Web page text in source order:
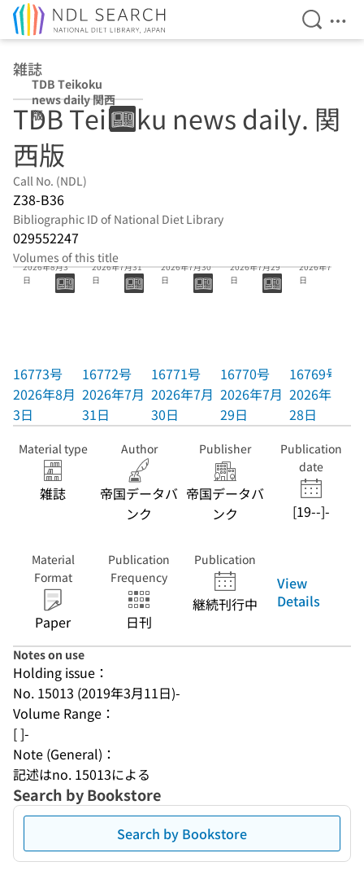
Open
雑誌
TDB Teikoku
news daily 関西
版
TDB Teikoku news daily. 関
西版
Call No. (NDL)
Z38-B36
Bibliographic ID of National Diet Library
029552247
Volumes of this title
16773号
2026年8月3
日
16773号
2026年8月
3日
16772号
2026年7月31
日
16772号
2026年7月
31日
2026年7月30
日
16771号
2026年7月
30日
2026年7月29
日
16770号
2026年7月
29日
2026年7月28
日
16769号
2026年7月
28日
Material type
雑誌
Author
帝国データバ
ンク
Publisher
帝国データバ
ンク
Publication
date
[19--]-
Material
Format
Paper
Publication
Frequency
日刊
Publication
継続刊行中
View
Details
Notes on use
Holding issue：
No. 15013 (2019年3月11日)-
Volume Range：
[ ]-
Note (General)：
記述はno. 15013による
Search by Bookstore
Search by Bookstore